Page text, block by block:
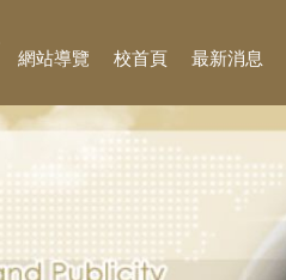
網站導覽 校首頁 最新消息